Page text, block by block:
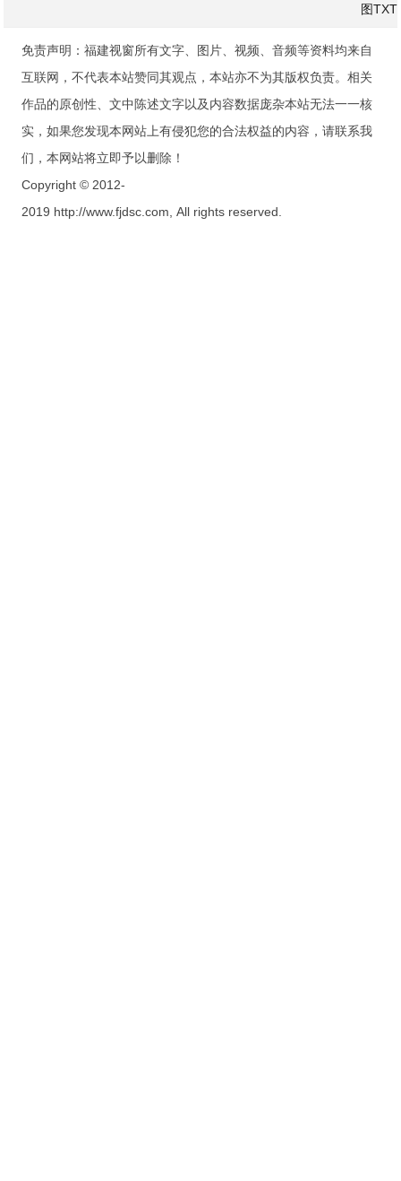
图TXT
免责声明：福建视窗所有文字、图片、视频、音频等资料均来自
互联网，不代表本站赞同其观点，本站亦不为其版权负责。相关
作品的原创性、文中陈述文字以及内容数据庞杂本站无法一一核
实，如果您发现本网站上有侵犯您的合法权益的内容，请联系我
们，本网站将立即予以删除！
Copyright © 2012-
2019 http://www.fjdsc.com, All rights reserved.